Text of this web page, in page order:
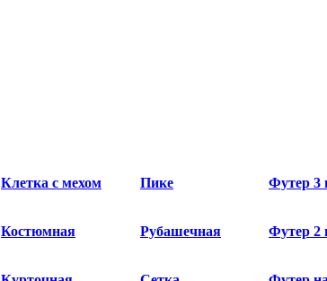
Клетка с мехом Пике Футер 3
Костюмная Рубашечная Футер 2